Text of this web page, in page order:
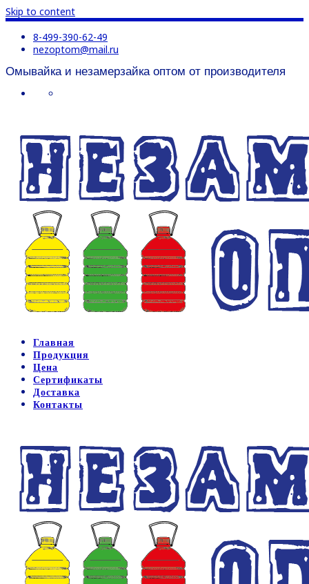
Skip to content
8-499-390-62-49
nezoptom@mail.ru
Омывайка и незамерзайка оптом от производителя
Главная
Продукция
Цена
Сертификаты
Доставка
Контакты